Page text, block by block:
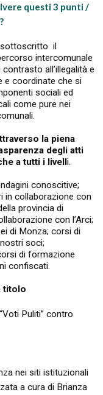
questi 3 punti /
sottoscritto il
intercomunale
all’illegalità e
e coordinate che si
sociali ed
come pure nei
la piena
degli atti
a tutti i livelli.
conoscitive;
in collaborazione con
provincia di
con l’Arci;
di Monza; corsi di
soci;
di formazione
confiscati.
titolo
Puliti” contro
nei siti istituzionali
a cura di Brianza